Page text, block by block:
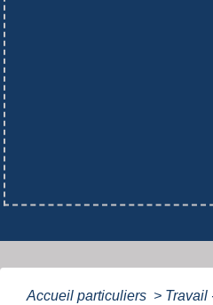
Accueil particuliers > Travail